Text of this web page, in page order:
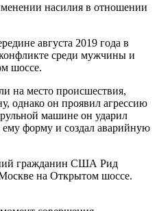
насилия в отношении
августа 2019 года в
среди мужчины и
шоссе.
на место происшествия,
однако он проявил агрессию
машине он ударил
ему форму и создал аварийную
гражданин США Рид
на Открытом шоссе.